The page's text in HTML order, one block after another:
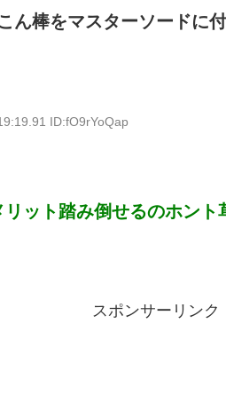
ん棒をマスターソードに
ID:fO9rYoQap
ット踏み倒せるのホント
スポンサーリンク